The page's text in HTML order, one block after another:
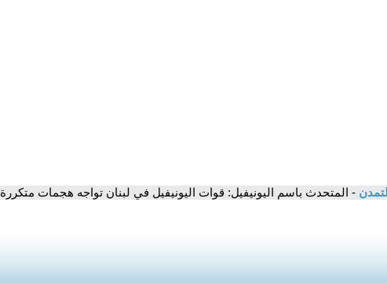
- المتحدث باسم اليونيفيل: قوات اليونيفيل في لبنان تواجه هجمات متكررة